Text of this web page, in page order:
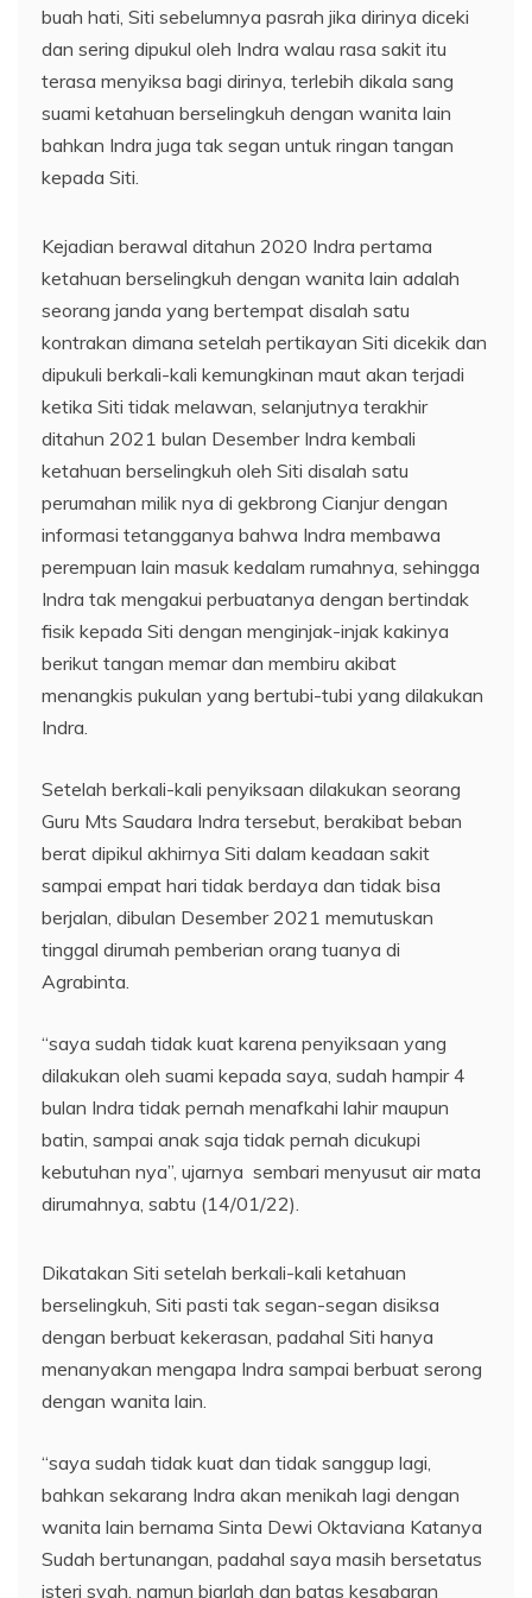
buah hati, Siti sebelumnya pasrah jika dirinya diceki
dan sering dipukul oleh Indra walau rasa sakit itu
terasa menyiksa bagi dirinya, terlebih dikala sang
suami ketahuan berselingkuh dengan wanita lain
bahkan Indra juga tak segan untuk ringan tangan
kepada Siti.
Kejadian berawal ditahun 2020 Indra pertama
ketahuan berselingkuh dengan wanita lain adalah
seorang janda yang bertempat disalah satu
kontrakan dimana setelah pertikayan Siti dicekik dan
dipukuli berkali-kali kemungkinan maut akan terjadi
ketika Siti tidak melawan, selanjutnya terakhir
ditahun 2021 bulan Desember Indra kembali
ketahuan berselingkuh oleh Siti disalah satu
perumahan milik nya di gekbrong Cianjur dengan
informasi tetangganya bahwa Indra membawa
perempuan lain masuk kedalam rumahnya, sehingga
Indra tak mengakui perbuatanya dengan bertindak
fisik kepada Siti dengan menginjak-injak kakinya
berikut tangan memar dan membiru akibat
menangkis pukulan yang bertubi-tubi yang dilakukan
Indra.
Setelah berkali-kali penyiksaan dilakukan seorang
Guru Mts Saudara Indra tersebut, berakibat beban
berat dipikul akhirnya Siti dalam keadaan sakit
sampai empat hari tidak berdaya dan tidak bisa
berjalan, dibulan Desember 2021 memutuskan
tinggal dirumah pemberian orang tuanya di
Agrabinta.
“saya sudah tidak kuat karena penyiksaan yang
dilakukan oleh suami kepada saya, sudah hampir 4
bulan Indra tidak pernah menafkahi lahir maupun
batin, sampai anak saja tidak pernah dicukupi
kebutuhan nya”, ujarnya sembari menyusut air mata
dirumahnya, sabtu (14/01/22).
Dikatakan Siti setelah berkali-kali ketahuan
berselingkuh, Siti pasti tak segan-segan disiksa
dengan berbuat kekerasan, padahal Siti hanya
menanyakan mengapa Indra sampai berbuat serong
dengan wanita lain.
“saya sudah tidak kuat dan tidak sanggup lagi,
bahkan sekarang Indra akan menikah lagi dengan
wanita lain bernama Sinta Dewi Oktaviana Katanya
Sudah bertunangan, padahal saya masih bersetatus
isteri syah, namun biarlah dan batas kesabaran